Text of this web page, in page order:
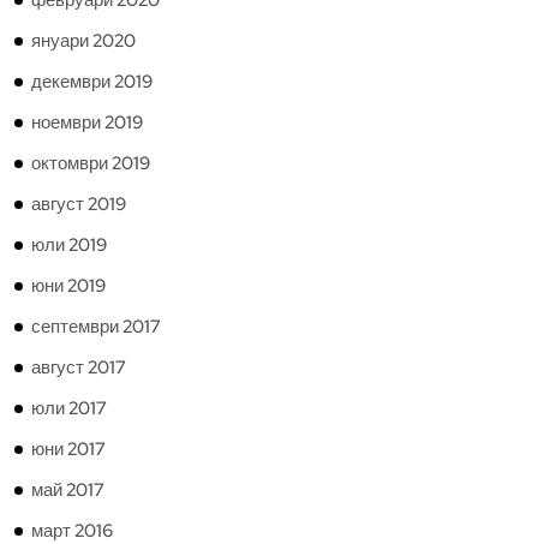
януари 2020
декември 2019
ноември 2019
октомври 2019
август 2019
юли 2019
юни 2019
септември 2017
август 2017
юли 2017
юни 2017
май 2017
март 2016